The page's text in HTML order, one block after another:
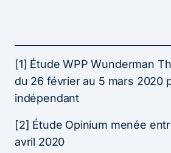
[1] Étude WPP Wunderman
du 26 février au 5 mars 2020
indépendant
[2] Étude Opinium menée
avril 2020